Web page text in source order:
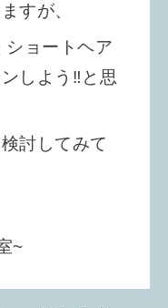
すが、
ショートヘア
しよう‼と思
討してみて
~